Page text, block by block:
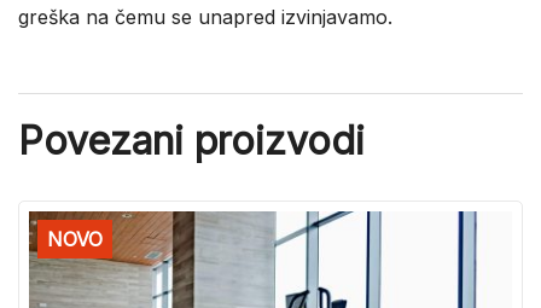
greška na čemu se unapred izvinjavamo.
Povezani proizvodi
NOVO